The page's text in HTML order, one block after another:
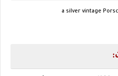
a silver vintage